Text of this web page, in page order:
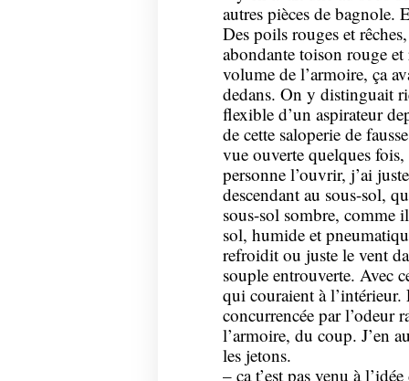
autres pièces de bagnole.
Des poils rouges et
abondante toison rouge
volume de l’armoire, ça
dedans. On y distinguait
flexible d’un aspirateur
de cette saloperie de
vue ouverte quelques
personne l’ouvrir, j’ai
descendant au sous-sol,
sous-sol sombre, comme
sol, humide et
refroidit ou juste le vent
souple entrouverte. Avec
qui couraient à l’intérieur.
concurrencée par l’odeur
l’armoire, du coup. J’en
les jetons.
– ça t’est pas venu à